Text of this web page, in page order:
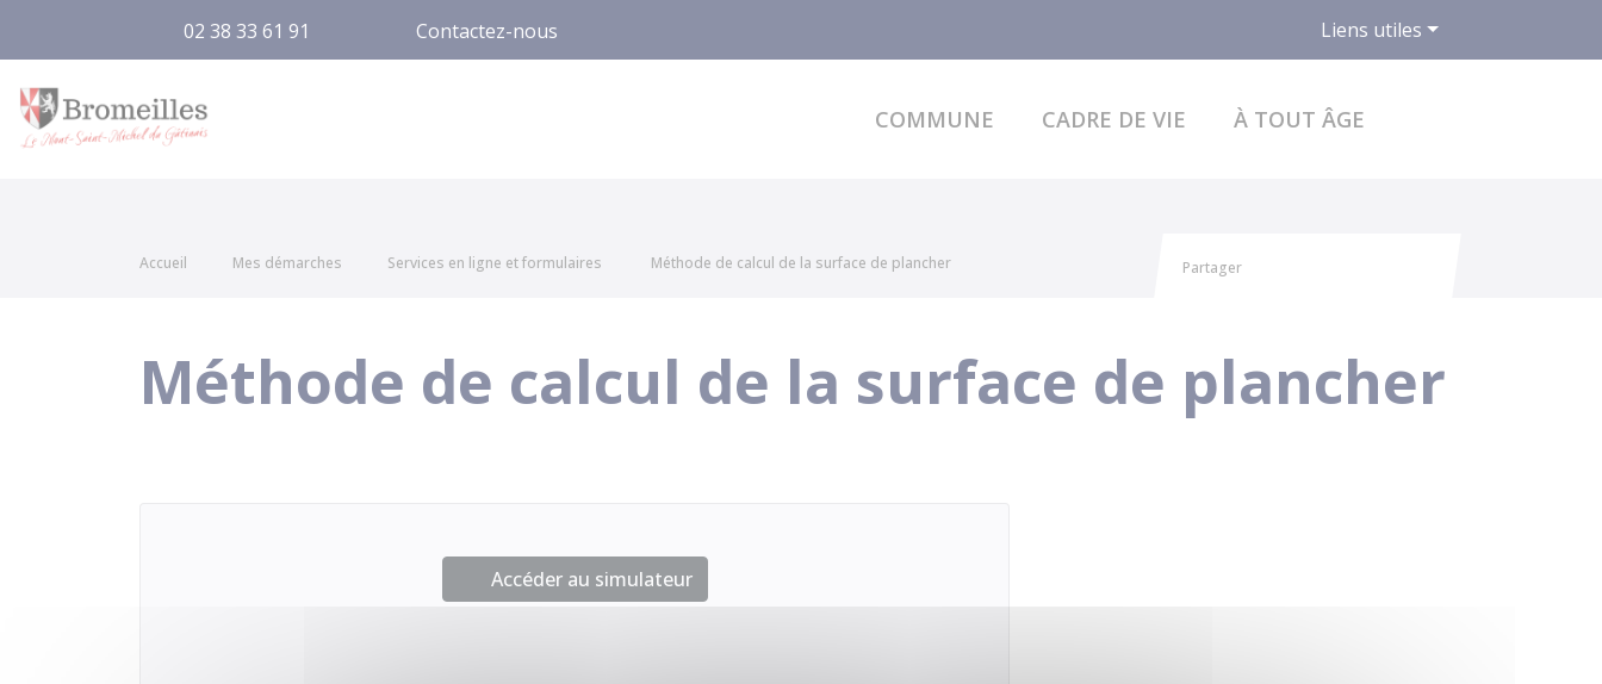
02 38 33 61 91 Contactez-nous Liens utiles
COMMUNE CADRE DE VIE À TOUT ÂGE
Accueil Mes démarches Services en ligne et formulaires Méthode de calcul de la surface de plancher Partager
Méthode de calcul de la surface de plancher
Accéder au simulateur